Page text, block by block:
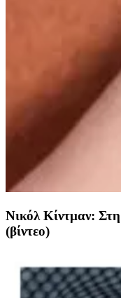
Νικόλ Κίντμαν:
(βίντεο)